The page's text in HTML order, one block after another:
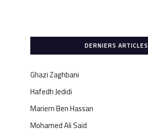
DERNIERS ARTICLES
Ghazi Zaghbani
Hafedh Jedidi
Mariem Ben Hassan
Mohamed Ali Saïd